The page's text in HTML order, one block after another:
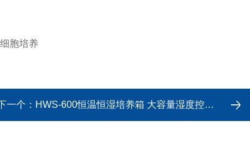
一个： HWS-600恒温恒湿培养箱 大容量湿度控制环境模拟